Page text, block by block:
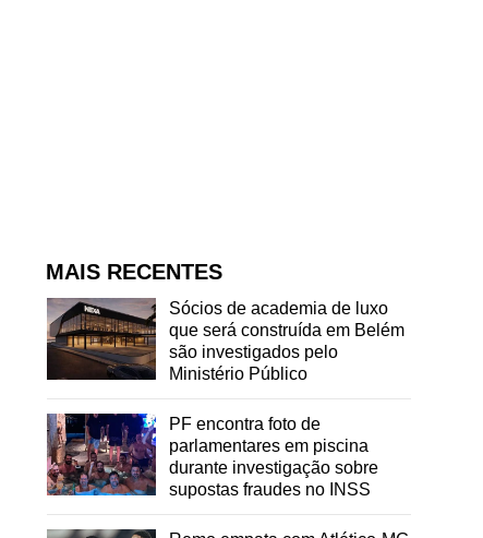
MAIS RECENTES
Sócios de academia de luxo
que será construída em Belém
são investigados pelo
Ministério Público
PF encontra foto de
parlamentares em piscina
durante investigação sobre
supostas fraudes no INSS